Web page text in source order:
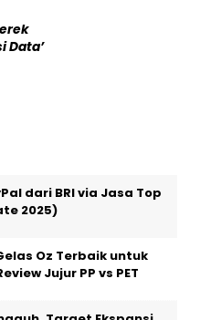
Data’
dari BRI via Jasa Top
2025)
Oz Terbaik untuk
Jujur PP vs PET